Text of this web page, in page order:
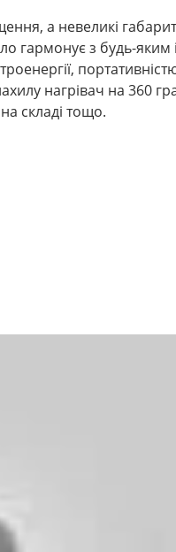
а невеликі
гармонує з будь-яким
нагрівач на 360
складі тощо.